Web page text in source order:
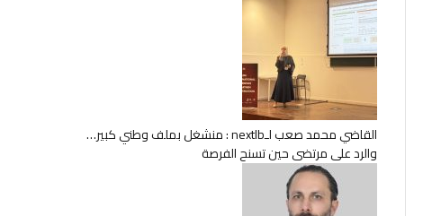
القاضي محمد صعب لـnextlb : منشغل بملف وطني كبير…
والرد على مرتضى حين تسنح الفرصة